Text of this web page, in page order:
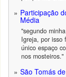
Participação
Média
"segundo
Igreja, por isso
único espaço
nos mosteiros."
São Tomás